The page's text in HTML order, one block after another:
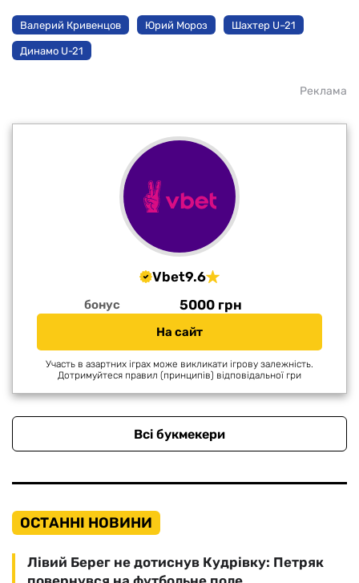
Валерий Кривенцов Юрий Мороз Шахтер U–21
Динамо U-21
Реклама
Vbet9.6
бонус 5000 грн
На сайт
Участь в азартних іграх може викликати ігрову залежність.
Дотримуйтеся правил (принципів) відповідальної гри
Всі букмекери
ОСТАННІ НОВИНИ
Лівий Берег не дотиснув Кудрівку: Петряк